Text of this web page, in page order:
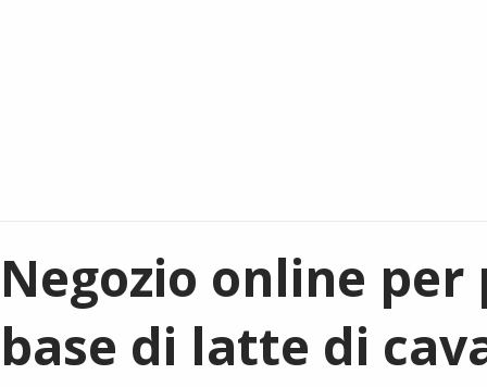
Negozio online
base di latte di